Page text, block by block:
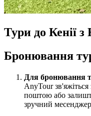
Тури до Кенії з
Бронювання
Для бронювання
AnyTour
поштою або
зручний